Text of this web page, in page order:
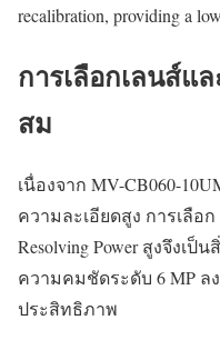
recalibration, providing a
การเลือกเลนส์แ
สม
เนื่องจาก MV-CB060-
ความละเอียดสูง การเลือก
Resolving Power สูงจึงเ
ความคมชัดระดับ 6 MP ล
ประสิทธิภาพ